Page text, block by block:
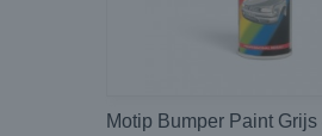
Motip Bumper Paint Grijs